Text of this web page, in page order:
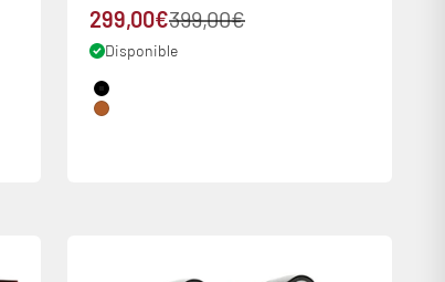
Prix de vente
299,00€Prix normal
399,00€
Disponible
Couleur
Black
Cognac